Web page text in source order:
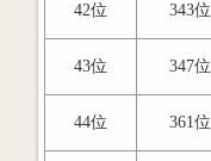
42位 343位
43位 347位
44位 361位